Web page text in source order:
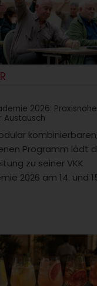
2026:
Austausch
kombinierbaren,
Programm lädt
zu seiner VKK
2026 am 14. und